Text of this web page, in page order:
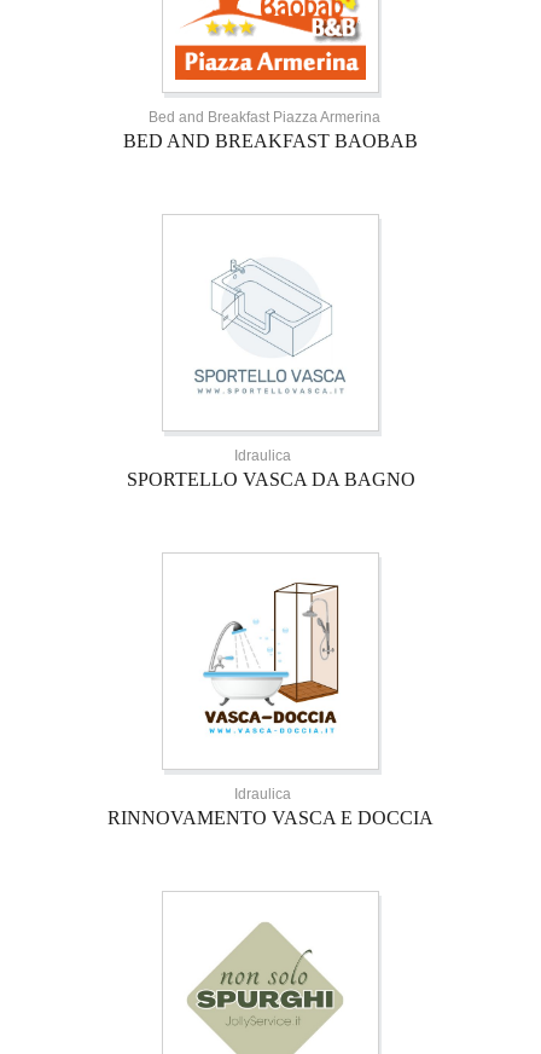
Bed and Breakfast Piazza Armerina
BED AND BREAKFAST BAOBAB
Idraulica
SPORTELLO VASCA DA BAGNO
Idraulica
RINNOVAMENTO VASCA E DOCCIA